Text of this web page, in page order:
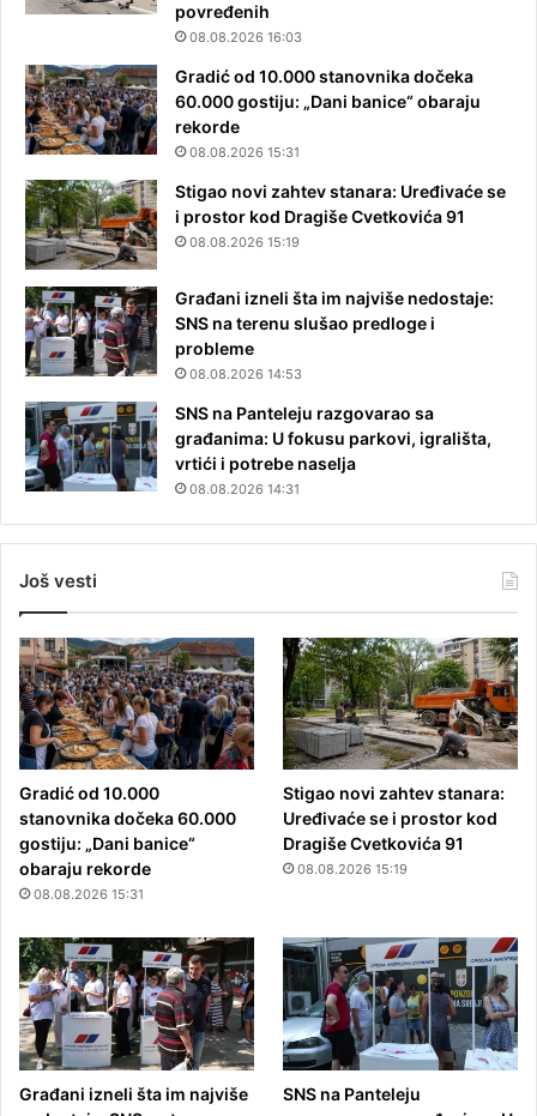
povređenih
08.08.2026 16:03
Gradić od 10.000 stanovnika dočeka
60.000 gostiju: „Dani banice“ obaraju
rekorde
08.08.2026 15:31
Stigao novi zahtev stanara: Uređivaće se
i prostor kod Dragiše Cvetkovića 91
08.08.2026 15:19
Građani izneli šta im najviše nedostaje:
SNS na terenu slušao predloge i
probleme
08.08.2026 14:53
SNS na Panteleju razgovarao sa
građanima: U fokusu parkovi, igrališta,
vrtići i potrebe naselja
08.08.2026 14:31
Još vesti
Gradić od 10.000
stanovnika dočeka 60.000
gostiju: „Dani banice“
obaraju rekorde
08.08.2026 15:31
Stigao novi zahtev stanara:
Uređivaće se i prostor kod
Dragiše Cvetkovića 91
08.08.2026 15:19
Građani izneli šta im najviše
SNS na Panteleju